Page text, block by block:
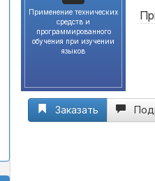
Применение технических
средств и
программированного
обучения при изучении
языков
Заказать